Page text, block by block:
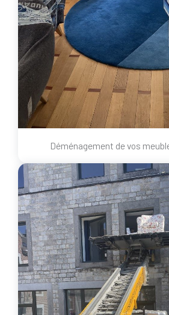
Déménagement de vos